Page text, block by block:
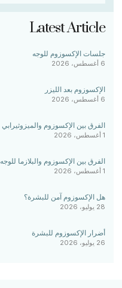
Latest Article
جلسات الإكسوزوم للوجه
6 أغسطس، 2026
الإكسوزوم بعد الليزر
6 أغسطس، 2026
الفرق بين الإكسوزوم والميزوثيرابي
1 أغسطس، 2026
الفرق بين الإكسوزوم والبلازما للوجه
1 أغسطس، 2026
هل الإكسوزوم آمن للبشرة؟
28 يوليو، 2026
أضرار الإكسوزوم للبشرة
26 يوليو، 2026